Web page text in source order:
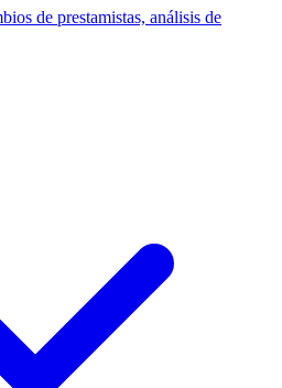
de prestamistas, análisis de